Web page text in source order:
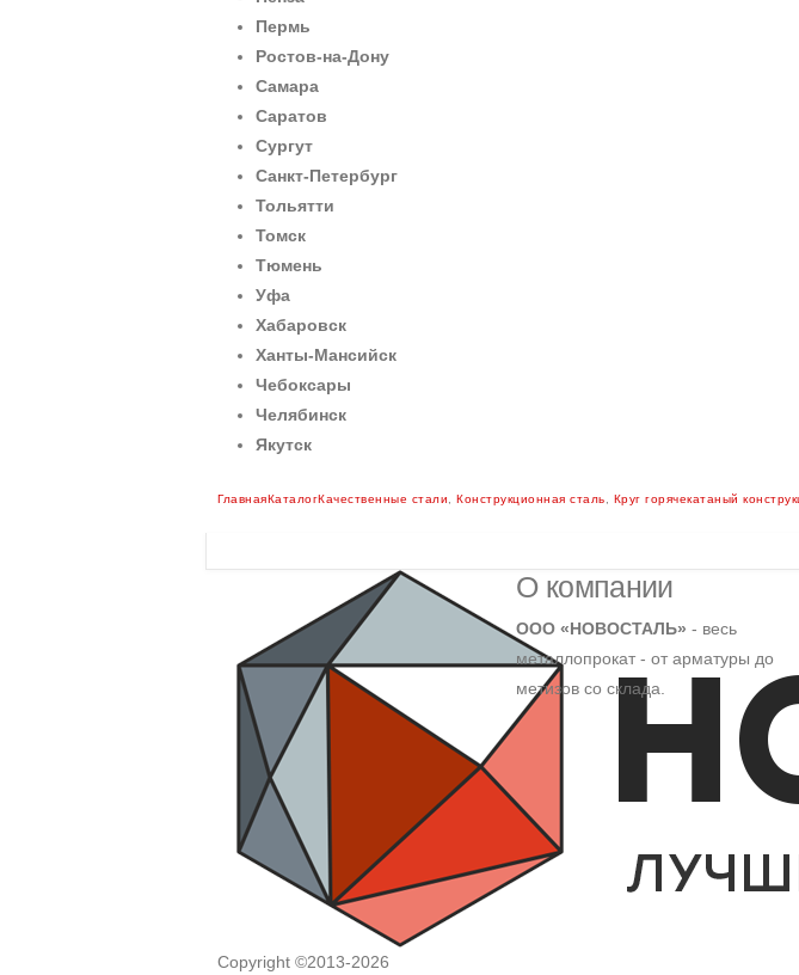
Пермь
Ростов-на-Дону
Самара
Саратов
Сургут
Санкт-Петербург
Тольятти
Томск
Тюмень
Уфа
Хабаровск
Ханты-Мансийск
Чебоксары
Челябинск
Якутск
ГлавнаяКаталогКачественные стали ,Конструкционная сталь Круг горячекатаный
Copyright ©2013-2026
О компании
ООО «НОВОСТАЛЬ» - весь
металлопрокат - от арматуры до
метизов со склада.